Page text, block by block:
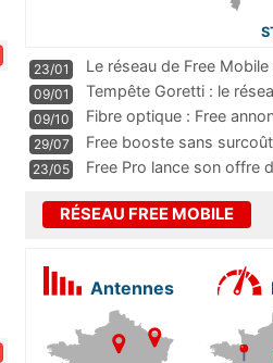
23/01
Le réseau de Free
m
09/01
Tempête Goretti : le
09/10
Fibre optique : Free
pass
29/07
Free booste sans
23/05 Free Pro lance son offre
RÉSEAU FREE MOBILE
Antennes